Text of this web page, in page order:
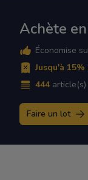
Achète
Économise
Jusqu'à
444
Faire un lot